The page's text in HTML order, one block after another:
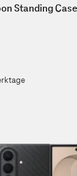
Standing